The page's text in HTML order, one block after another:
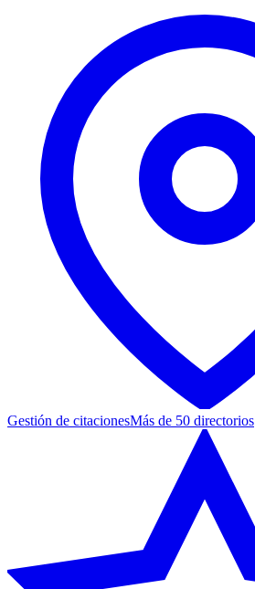
Gestión de citacionesMás de 50 directorios